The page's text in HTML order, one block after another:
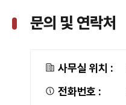
문의 및 연락처
사무실 위치 :
전화번호 :